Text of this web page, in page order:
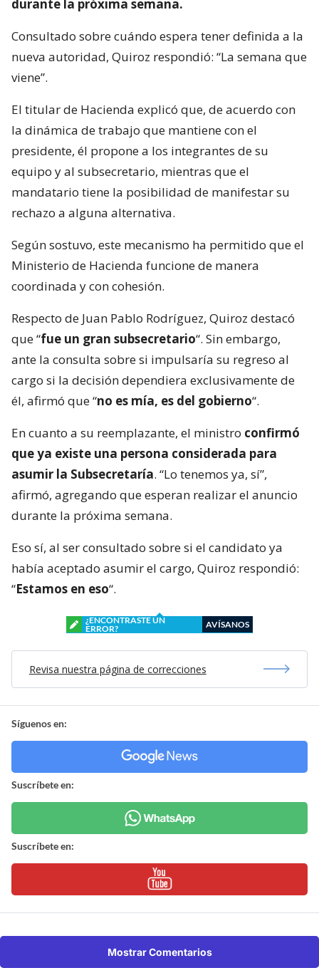
durante la próxima semana.
Consultado sobre cuándo espera tener definida a la
nueva autoridad, Quiroz respondió: “La semana que
viene”.
El titular de Hacienda explicó que, de acuerdo con
la dinámica de trabajo que mantiene con el
presidente, él propone a los integrantes de su
equipo y al subsecretario, mientras que el
mandatario tiene la posibilidad de manifestar su
rechazo a alguna alternativa.
Según sostuvo, este mecanismo ha permitido que el
Ministerio de Hacienda funcione de manera
coordinada y con cohesión.
Respecto de Juan Pablo Rodríguez, Quiroz destacó
que “fue un gran subsecretario“. Sin embargo,
ante la consulta sobre si impulsaría su regreso al
cargo si la decisión dependiera exclusivamente de
él, afirmó que “no es mía, es del gobierno“.
En cuanto a su reemplazante, el ministro confirmó
que ya existe una persona considerada para
asumir la Subsecretaría. “Lo tenemos ya, sí”,
afirmó, agregando que esperan realizar el anuncio
durante la próxima semana.
Eso sí, al ser consultado sobre si el candidato ya
había aceptado asumir el cargo, Quiroz respondió:
“Estamos en eso“.
¿ENCONTRASTE UN
ERROR?
AVÍSANOS
Revisa nuestra página de correcciones
Síguenos en:
Suscríbete en:
Suscríbete en:
Mostrar Comentarios